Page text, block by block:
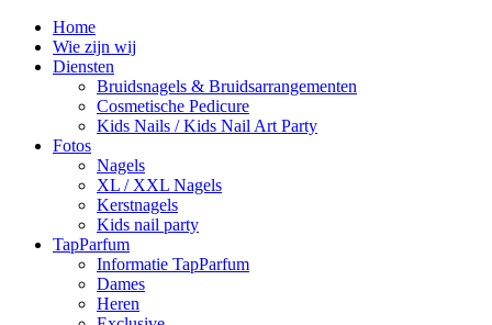
Home
Wie zijn wij
Diensten
Bruidsnagels & Bruidsarrangementen
Cosmetische Pedicure
Kids Nails / Kids Nail Art Party
Fotos
Nagels
XL / XXL Nagels
Kerstnagels
Kids nail party
TapParfum
Informatie TapParfum
Dames
Heren